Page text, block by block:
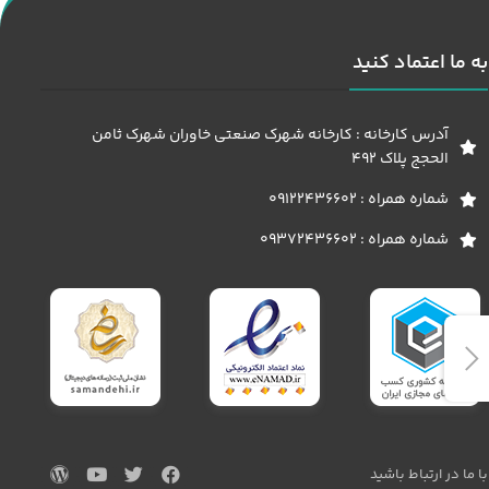
به ما اعتماد کنید
آدرس کارخانه : کارخانه شهرک صنعتی خاوران شهرک ثامن
الحجج پلاک 492
شماره همراه : 09122436602
شماره همراه : 09372436602
با ما در ارتباط باشید